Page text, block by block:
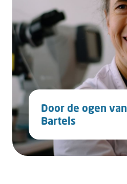
Door de ogen
Bartels